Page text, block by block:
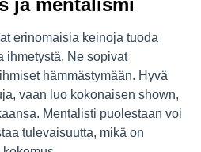
erinomaisia keinoja tuoda
ihmetystä. Ne sopivat
hämmästymään. Hyvä
vaan luo kokonaisen shown,
Mentalisti puolestaan voi
tulevaisuutta, mikä on